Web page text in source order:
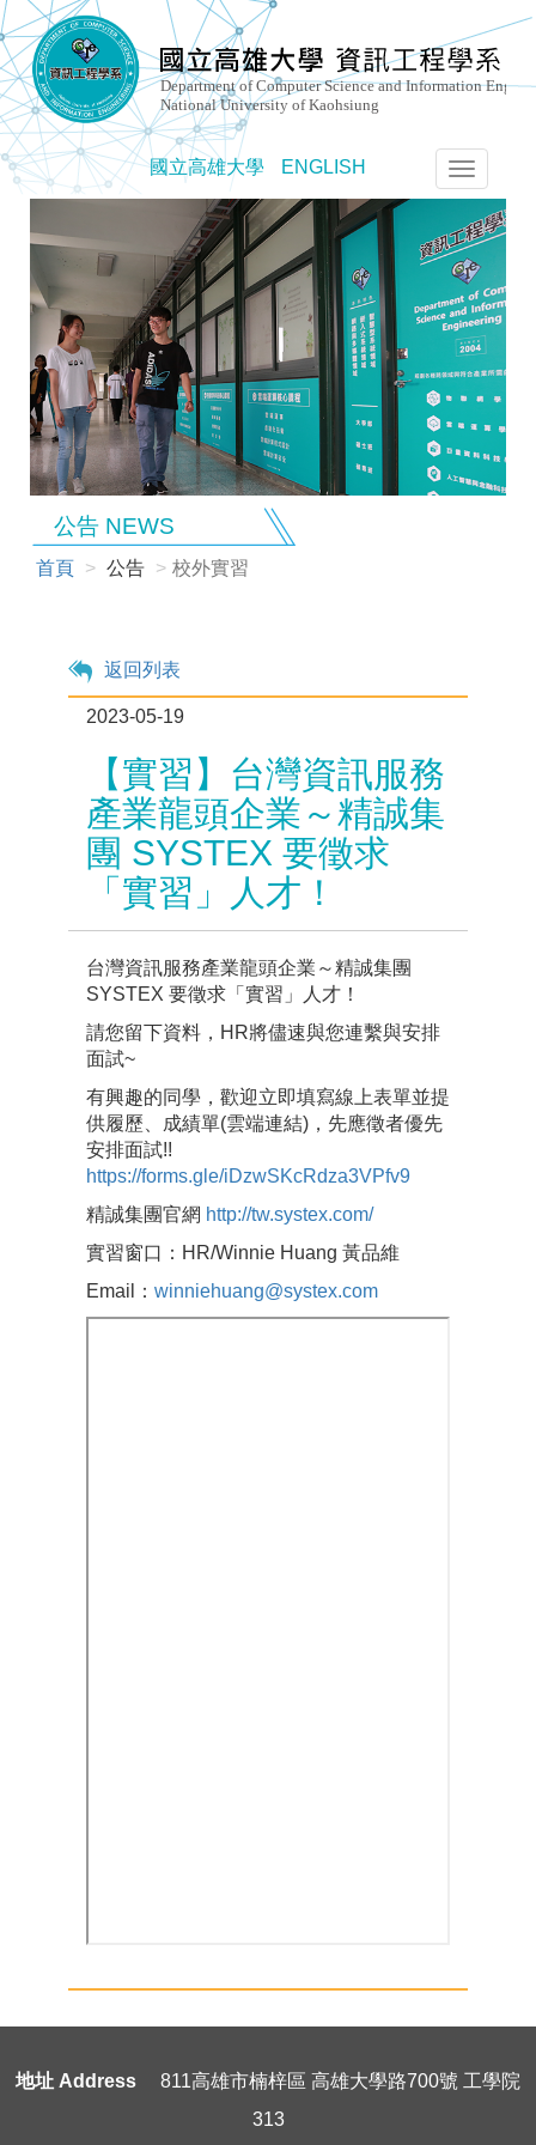
國立高雄大學 ENGLISH
選
單
切
換
公告 NEWS
首頁 公告 校外實習
返回列表
2023-05-19
【實習】台灣資訊服務
產業龍頭企業～精誠集
團 SYSTEX 要徵求
「實習」人才！
台灣資訊服務產業龍頭企業～精誠集團
SYSTEX 要徵求「實習」人才！
請您留下資料，HR將儘速與您連繫與安排
面試~
有興趣的同學，歡迎立即填寫線上表單並提
供履歷、成績單(雲端連結)，先應徵者優先
安排面試!!
https://forms.gle/iDzwSKcRdza3VPfv9
精誠集團官網 http://tw.systex.com/
實習窗口：HR/Winnie Huang 黃品維
Email： winniehuang@systex.com
地址 Address 811高雄市楠梓區 高雄大學路700號 工學院
313